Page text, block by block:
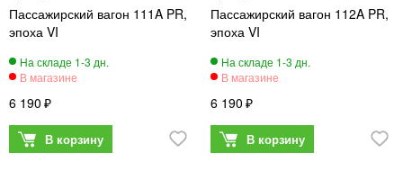
Пассажирский вагон 111A PR,
эпоха VI
6 190
Пассажирский вагон 112A PR,
эпоха VI
6 190